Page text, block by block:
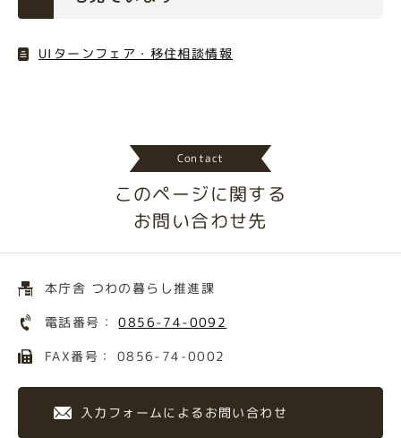
UIターンフェア・移住相談情報
Contact
このページに関する
お問い合わせ先
本庁舎 つわの暮らし推進課
電話番号：0856-74-0092
FAX番号： 0856-74-0002
入力フォームによるお問い合わせ